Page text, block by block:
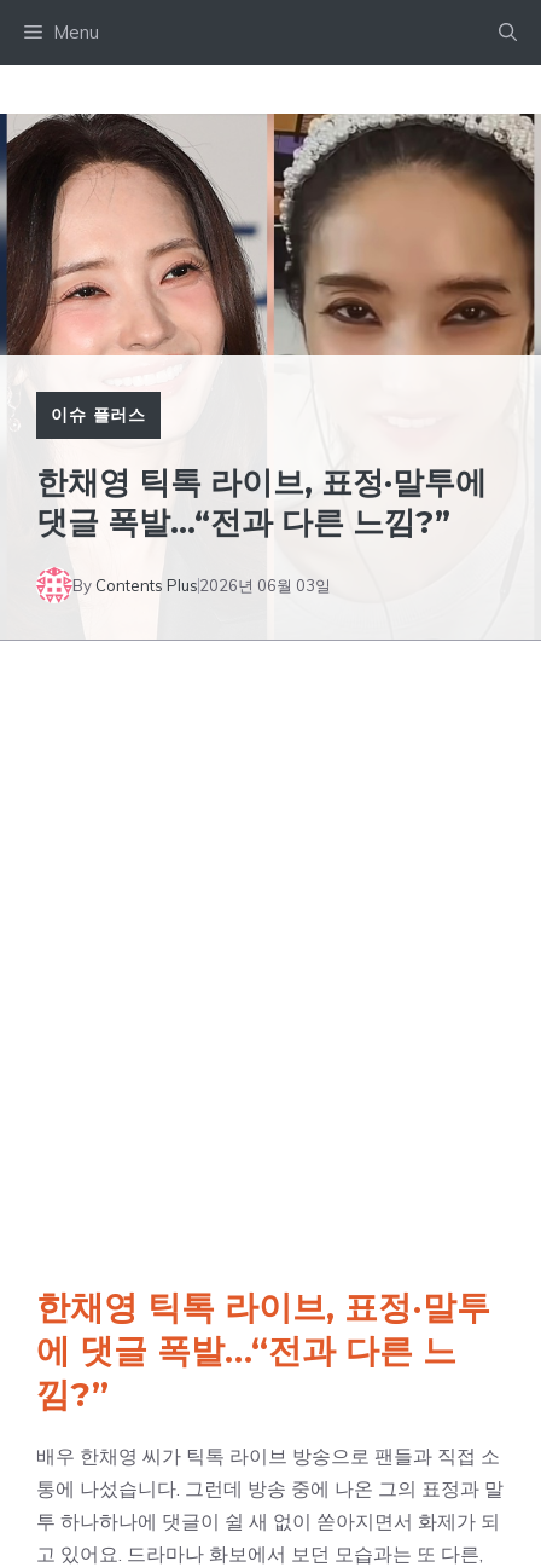
Menu
이슈 플러스
한채영 틱톡 라이브, 표정·말투에
댓글 폭발…“전과 다른 느낌?”
By Contents Plus2026년 06월 03일
한채영 틱톡 라이브, 표정·말투
에 댓글 폭발…“전과 다른 느
낌?”
배우 한채영 씨가 틱톡 라이브 방송으로 팬들과 직접 소
통에 나섰습니다. 그런데 방송 중에 나온 그의 표정과 말
투 하나하나에 댓글이 쉴 새 없이 쏟아지면서 화제가 되
고 있어요. 드라마나 화보에서 보던 모습과는 또 다른,